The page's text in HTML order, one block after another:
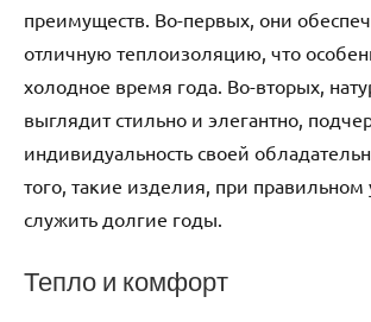
преимуществ. Во-первых, они
отличную теплоизоляцию, что
холодное время года. Во-вторых,
выглядит стильно и элегантно,
индивидуальность своей
того, такие изделия, при правильном
служить долгие годы.
Тепло и комфорт